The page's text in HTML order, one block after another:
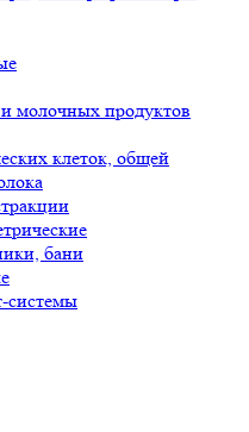
молочных продуктов
клеток, общей
бани
системы